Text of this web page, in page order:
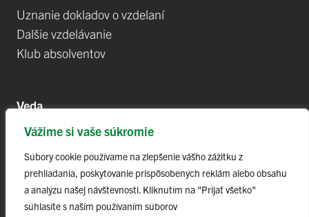
Vážime si vaše súkromie
Súbory cookie používame na zlepšenie vášho zážitku z
prehliadania, poskytovanie prispôsobených reklám alebo obsahu
a analýzu našej návštevnosti. Kliknutím na "Prijať všetko"
súhlasíte s naším používaním súborov
Uznanie dokladov o vzdelaní
Dalšie vzdelávanie
Klub absolventov
Veda
Postdoktorandské pozíce
Projekty
Špičkové tímy
TIP-UPJŠ
Vedecké parky